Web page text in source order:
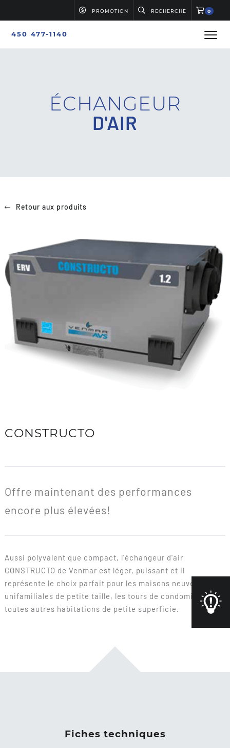
0
RECHERCHE
PROMOTION
450 477-1140
ÉCHANGEUR
D'AIR
Retour aux produits
CONSTRUCTO
Offre maintenant des performances
encore plus élevées!
Aussi polyvalent que compact, l'échangeur d'air
CONSTRUCTO de Venmar est léger, puissant et il
représente le choix parfait pour les maisons neuves
unifamiliales de petite taille, les tours de condominiums et
toutes autres habitations de petite superficie.
Fiches techniques